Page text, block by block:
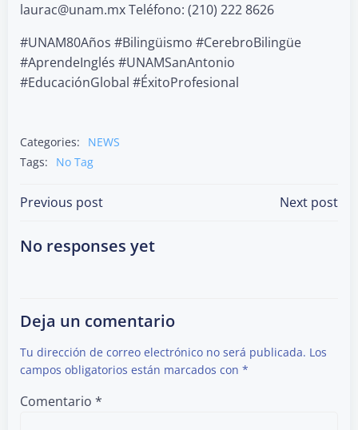
laurac@unam.mx Teléfono: (210) 222 8626
#UNAM80Años #Bilingüismo #CerebroBilingüe
#AprendeInglés #UNAMSanAntonio
#EducaciónGlobal #ÉxitoProfesional
Categories:
NEWS
Tags:
No Tag
Post
navigation
Previous post Next post
No responses yet
Deja un comentario
Tu dirección de correo electrónico no será publicada. Los
campos obligatorios están marcados con *
Comentario *